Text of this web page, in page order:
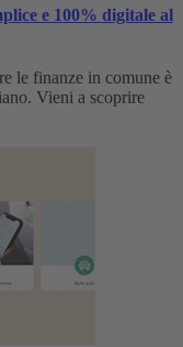
e 100% digitale al
le finanze in comune è
Vieni a scoprire